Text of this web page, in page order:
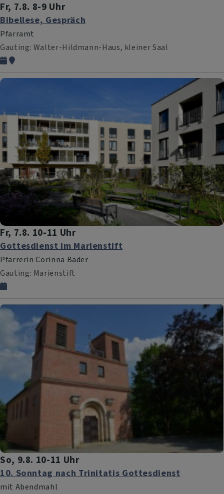
Fr, 7.8. 8-9 Uhr
Bibellese, Gespräch
Pfarramt
Gauting Walter-Hildmann-Haus, kleiner Saal
Fr, 7.8. 10-11 Uhr
Gottesdienst im Marienstift
Pfarrerin Corinna Bader
Gauting Marienstift
So, 9.8. 10-11 Uhr
10. Sonntag nach Trinitatis Gottesdienst
mit Abendmahl